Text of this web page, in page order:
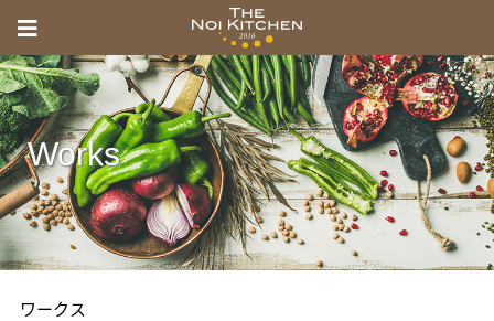
THE
NOI
KITCHEN
の
い
き
っ
menu
Toggle
navigation
Works
ワークス